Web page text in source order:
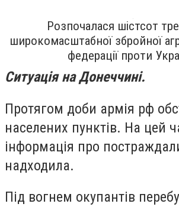
Розпочалася шістсот
широкомасштабної збройної
федерації проти
Ситуація на Донеччині.
Протягом доби армія рф
населених пунктів. На цей
інформація про
надходила.
Під вогнем окупантів